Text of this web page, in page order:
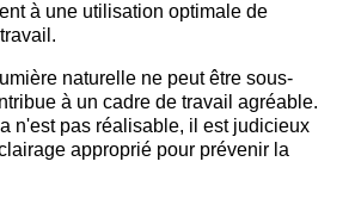
à une utilisation optimale de
naturelle ne peut être sous-
à un cadre de travail agréable.
n'est pas réalisable, il est judicieux
approprié pour prévenir la